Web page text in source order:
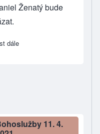
Ženatý bude
dále
11. 4.